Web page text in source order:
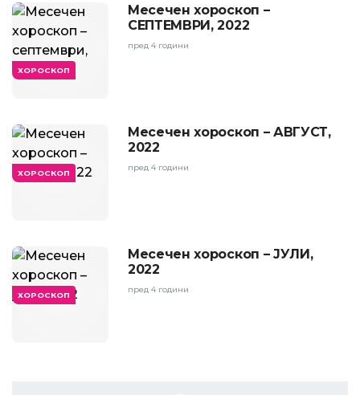
ХОРОСКОП
Месечен хороскоп –
СЕПТЕМВРИ, 2022
пред 4 години
ХОРОСКОП
Месечен хороскоп – АВГУСТ,
2022
пред 4 години
ХОРОСКОП
Месечен хороскоп – ЈУЛИ,
2022
пред 4 години